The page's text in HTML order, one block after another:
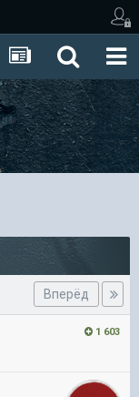
Вперёд
1 603